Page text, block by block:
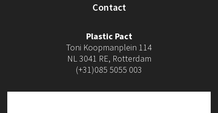
Contact
Plastic Pact
Toni Koopmanplein 114
NL 3041 RE, Rotterdam
(+31)085 5055 003